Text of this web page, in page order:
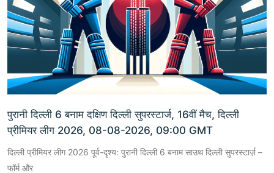
पुरानी दिल्ली 6 बनाम दक्षिण दिल्ली सुपरस्टार्ज, 16वीं मैच, दिल्ली
प्रीमियर लीग 2026, 08-08-2026, 09:00 GMT
दिल्ली प्रीमियर लीग 2026 पूर्व-दृश्य: पुरानी दिल्ली 6 बनाम साउथ दिल्ली सुपरस्टार्ज़ –
फॉर्म और